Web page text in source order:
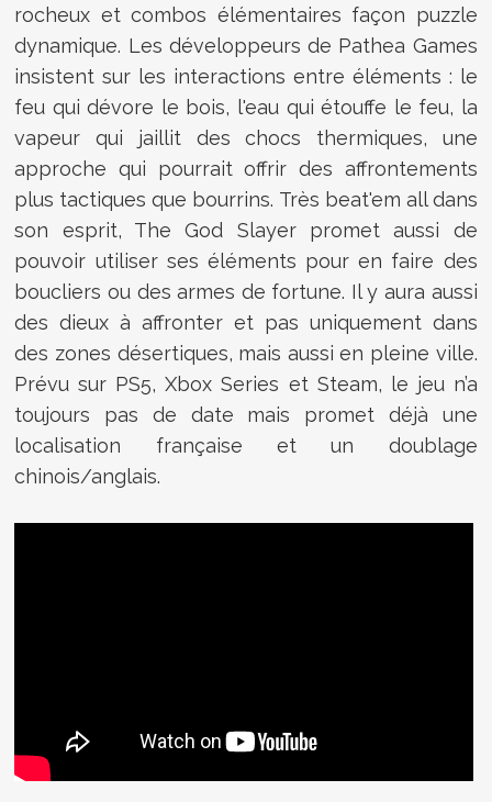
rocheux et combos élémentaires façon puzzle
dynamique. Les développeurs de Pathea Games
insistent sur les interactions entre éléments : le
feu qui dévore le bois, l'eau qui étouffe le feu, la
vapeur qui jaillit des chocs thermiques, une
approche qui pourrait offrir des affrontements
plus tactiques que bourrins. Très beat'em all dans
son esprit, The God Slayer promet aussi de
pouvoir utiliser ses éléments pour en faire des
boucliers ou des armes de fortune. Il y aura aussi
des dieux à affronter et pas uniquement dans
des zones désertiques, mais aussi en pleine ville.
Prévu sur PS5, Xbox Series et Steam, le jeu n’a
toujours pas de date mais promet déjà une
localisation française et un doublage
chinois/anglais.